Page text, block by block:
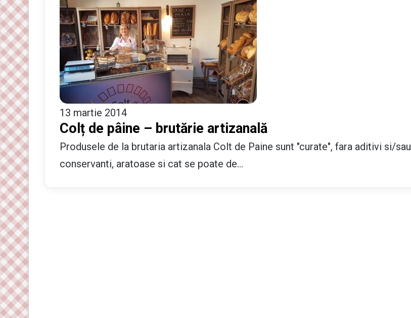
13 martie 2014
Colț de pâine – brutărie artizanală
Produsele de la brutaria artizanala Colt de Paine sunt "curate", fara aditivi si/sau
conservanti, aratoase si cat se poate de…